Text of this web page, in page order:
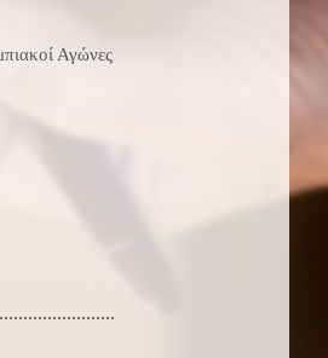
Αγώνες